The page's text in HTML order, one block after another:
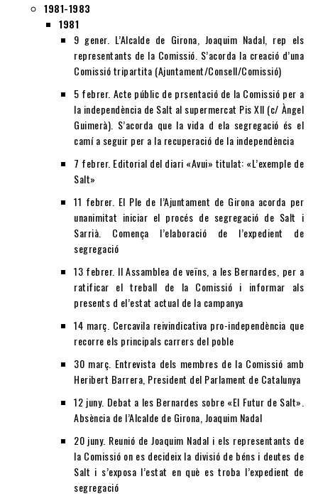
1981-1983
1981
9 gener. L’Alcalde de Girona, Joaquim Nadal, rep els
representants de la Comissió. S’acorda la creació d’una
Comissió tripartita (Ajuntament/Consell/Comissió)
5 febrer. Acte públic de prsentació de la Comissió per a
la independència de Salt al supermercat Pis XII (c/ Àngel
Guimerà). S’acorda que la vida d ela segregació és el
camí a seguir per a la recuperació de la independència
7 febrer. Editorial del diari «Avui» titulat: «L’exemple de
Salt»
11 febrer. El Ple de l’Ajuntament de Girona acorda per
unanimitat iniciar el procés de segregació de Salt i
Sarrià. Comença l’elaboració de l’expedient de
segregació
13 febrer. II Assamblea de veïns, a les Bernardes, per a
ratificar el treball de la Comissió i informar als
presents d el’estat actual de la campanya
14 març. Cercavila reivindicativa pro-independència que
recorre els principals carrers del poble
30 març. Entrevista dels membres de la Comissió amb
Heribert Barrera, President del Parlament de Catalunya
12 juny. Debat a les Bernardes sobre «El Futur de Salt».
Absència de l’Alcalde de Girona, Joaquim Nadal
20 juny. Reunió de Joaquim Nadal i els representants de
la Comissió on es decideix la divisió de béns i deutes de
Salt i s’exposa l’estat en què es troba l’expedient de
segregació